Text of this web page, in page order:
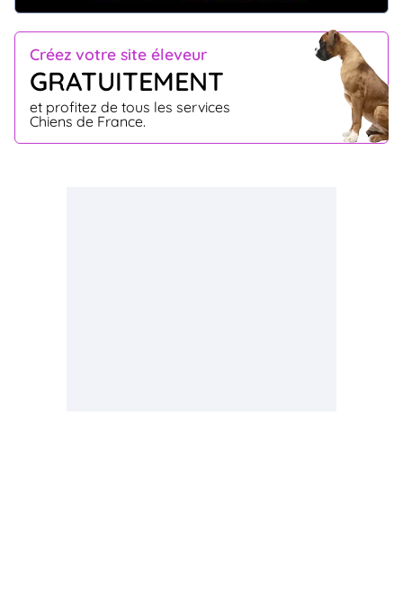
Créez votre site éleveur
GRATUITEMENT
et profitez de tous les services
Chiens de France.